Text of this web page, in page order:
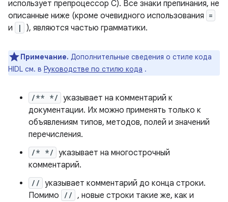
использует препроцессор C). Все знаки препинания, не
описанные ниже (кроме очевидного использования =
и | ), являются частью грамматики.
Примечание. Дополнительные сведения о стиле кода
HIDL см. в Руководстве по стилю кода .
/** */ указывает на комментарий к
документации. Их можно применять только к
объявлениям типов, методов, полей и значений
перечисления.
/* */ указывает на многострочный
комментарий.
// указывает комментарий до конца строки.
Помимо
// , новые строки такие же, как и